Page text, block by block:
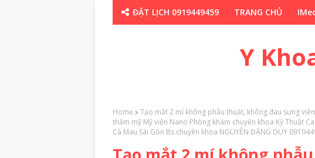
ĐẶT LỊCH 0919449459 TRANG CHỦ
Y
Home
Tạo mắt 2 mí không phẫu thuật, không đau sưng
thẩm mỹ Mỹ viện Nano Phòng khám chuyên khoa Kỹ Thuật
Cà Mau Sài Gòn Bs chuyên khoa NGUYỄN ĐẶNG DUY